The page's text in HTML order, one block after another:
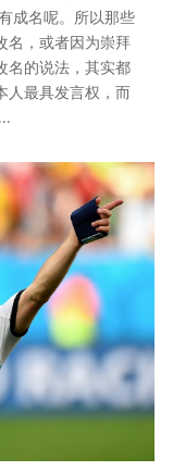
成名呢。所以那些
名，或者因为崇拜
名的说法，其实都
人最具发言权，而